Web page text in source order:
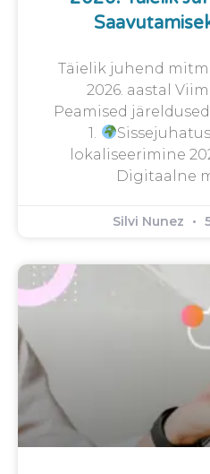
Täielik juhend
2026. aastal
Peamised
1.
lokaliseerimine
Digitaalne
Silvi Nunez